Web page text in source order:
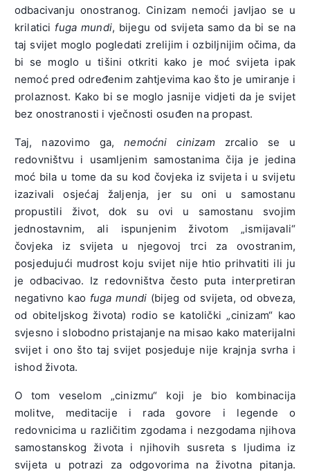
odbacivanju onostranog. Cinizam nemoći javljao se u
krilatici fuga mundi, bijegu od svijeta samo da bi se na
taj svijet moglo pogledati zrelijim i ozbiljnijim očima, da
bi se moglo u tišini otkriti kako je moć svijeta ipak
nemoć pred određenim zahtjevima kao što je umiranje i
prolaznost. Kako bi se moglo jasnije vidjeti da je svijet
bez onostranosti i vječnosti osuđen na propast.
Taj, nazovimo ga,nemoćni cinizamzrcalio se u
redovništvu i usamljenim samostanima čija je jedina
moć bila u tome da su kod čovjeka iz svijeta i u svijetu
izazivali osjećaj žaljenja, jer su oni u samostanu
propustili život, dok su ovi u samostanu svojim
jednostavnim, ali ispunjenim životom „ismijavali“
čovjeka iz svijeta u njegovoj trci za ovostranim,
posjedujući mudrost koju svijet nije htio prihvatiti ili ju
je odbacivao. Iz redovništva često puta interpretiran
negativno kao fuga mundi (bijeg od svijeta, od obveza,
od obiteljskog života) rodio se katolički „cinizam“ kao
svjesno i slobodno pristajanje na misao kako materijalni
svijet i ono što taj svijet posjeduje nije krajnja svrha i
ishod života.
O tom veselom „cinizmu“ koji je bio kombinacija
molitve, meditacije i rada govore i legende o
redovnicima u različitim zgodama i nezgodama njihova
samostanskog života i njihovih susreta s ljudima iz
svijeta u potrazi za odgovorima na životna pitanja.